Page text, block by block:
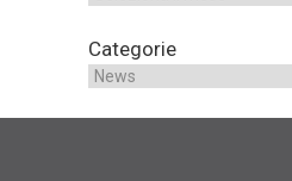
Categorie